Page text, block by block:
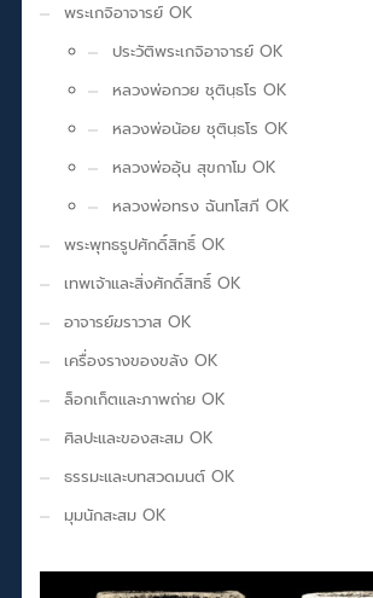
พระเกจิอาจารย์ OK
ประวัติพระเกจิอาจารย์ OK
หลวงพ่อกวย ชุตินฺธโร OK
หลวงพ่อน้อย ชุตินฺธโร OK
หลวงพ่ออุ้น สุขกาโม OK
หลวงพ่อทรง ฉันทโสภี OK
พระพุทธรูปศักดิ์สิทธิ์ OK
เทพเจ้าและสิ่งศักดิ์สิทธิ์ OK
อาจารย์ฆราวาส OK
เครื่องรางของขลัง OK
ล็อกเก็ตและภาพถ่าย OK
ศิลปะและของสะสม OK
ธรรมะและบทสวดมนต์ OK
มุมนักสะสม OK